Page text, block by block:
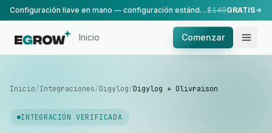
Configuración llave en mano — configuración estándar, realizada por nuestro equipo.$149GRATIS
Inicio Comenzar
Inicio/Integraciones/Digylog/Digylog + Olivraison
INTEGRACIÓN VERIFICADA